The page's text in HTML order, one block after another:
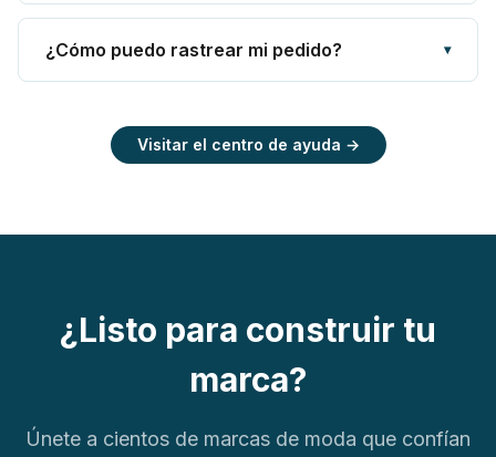
¿Cómo puedo rastrear mi pedido? ▾
Visitar el centro de ayuda →
¿Listo para construir tu
marca?
Únete a cientos de marcas de moda que confían